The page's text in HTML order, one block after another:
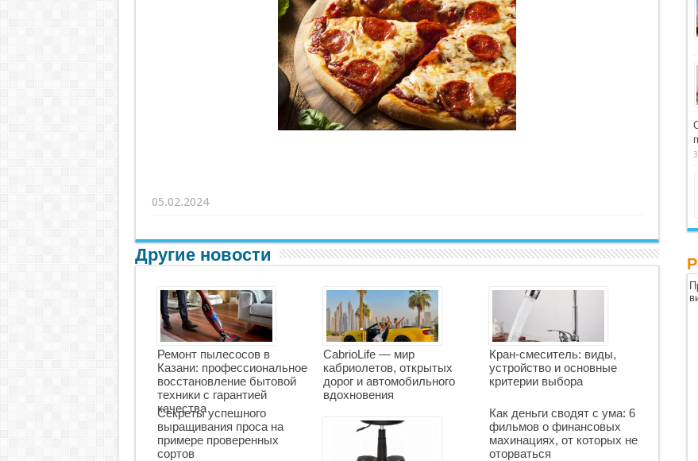
05.02.2024
Другие новости
Ремонт пылесосов в
Казани: профессиональное
восстановление бытовой
техники с гарантией
качества
CabrioLife — мир
кабриолетов, открытых
дорог и автомобильного
вдохновения
Кран-смеситель: виды,
устройство и основные
критерии выбора
Секреты успешного
выращивания проса на
примере проверенных
сортов
Как деньги сводят с ума: 6
фильмов о финансовых
махинациях, от которых не
оторваться